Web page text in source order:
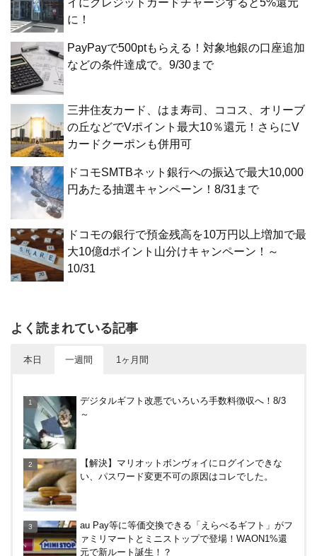
に！
PayPayで500ptもらえる！対象地銀の口座追加
などの条件達成で。9/30まで
三井住友カード、はま寿司、ココス、オリーブ
の丘などでVポイント最大10％還元！さらにV
カードクーポンも併用可
ドコモSMTBネット銀行への振込で最大10,000
円あたる抽選キャンペーン！8/31まで
ドコモの銀行で預金残高を10万円以上増加で最
大10億dポイント山分けキャンペーン！～
10/31
よく読まれている記事
本日 一週間 1ヶ月間
らえる！7/1朝まで
トリ、ビックカメラなど。～7/31
日特典を駆使して節約しよう
デジタルギフト改悪でいろいろ手数料徴収へ！8/3
～
【解決】マリオットボンヴォイにログインできな
い、パスワード変更不可の原因はコレでした。
au Pay等に等価交換できる「えらべるギフト」がフ
ァミリマートとミニストップで登場！WAON1%還
元で新ルート誕生！？